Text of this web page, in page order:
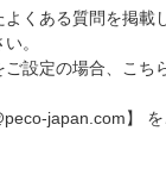
くある質問を掲載
。
設定の場合、こち
japan.com】